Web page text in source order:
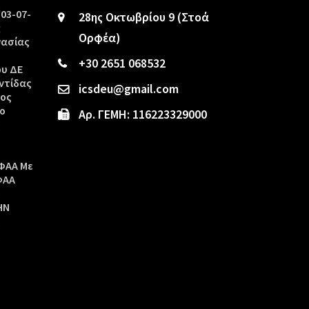
07-
ΔΕ
Με
28ης Οκτωβρίου 9 (Στοά
Ορφέα)
+30 2651 068532
icsdeu@gmail.com
Αρ. ΓΕΜΗ: 116223329000